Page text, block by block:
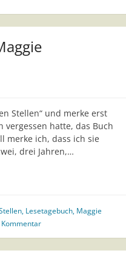
Stellen“ und merke erst
vergessen hatte, das Buch
merke ich, dass ich sie
drei Jahren,…
, Lesetagebuch, Maggie
Kommentar